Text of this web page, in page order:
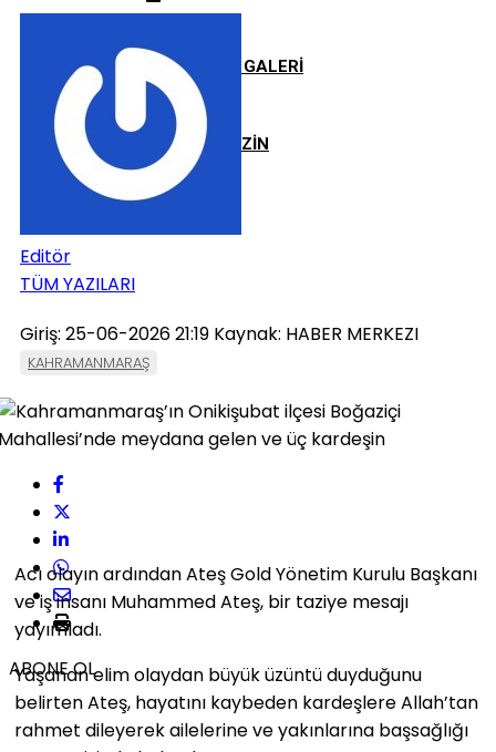
VİDEO GALERİ
MAGAZİN
Editör
TÜM YAZILARI
Giriş: 25-06-2026 21:19 Kaynak: HABER MERKEZI
KAHRAMANMARAŞ
ABONE OL
Acı olayın ardından Ateş Gold Yönetim Kurulu Başkanı
ve iş insanı Muhammed Ateş, bir taziye mesajı
yayımladı.
Yaşanan elim olaydan büyük üzüntü duyduğunu
belirten Ateş, hayatını kaybeden kardeşlere Allah’tan
rahmet dileyerek ailelerine ve yakınlarına başsağlığı